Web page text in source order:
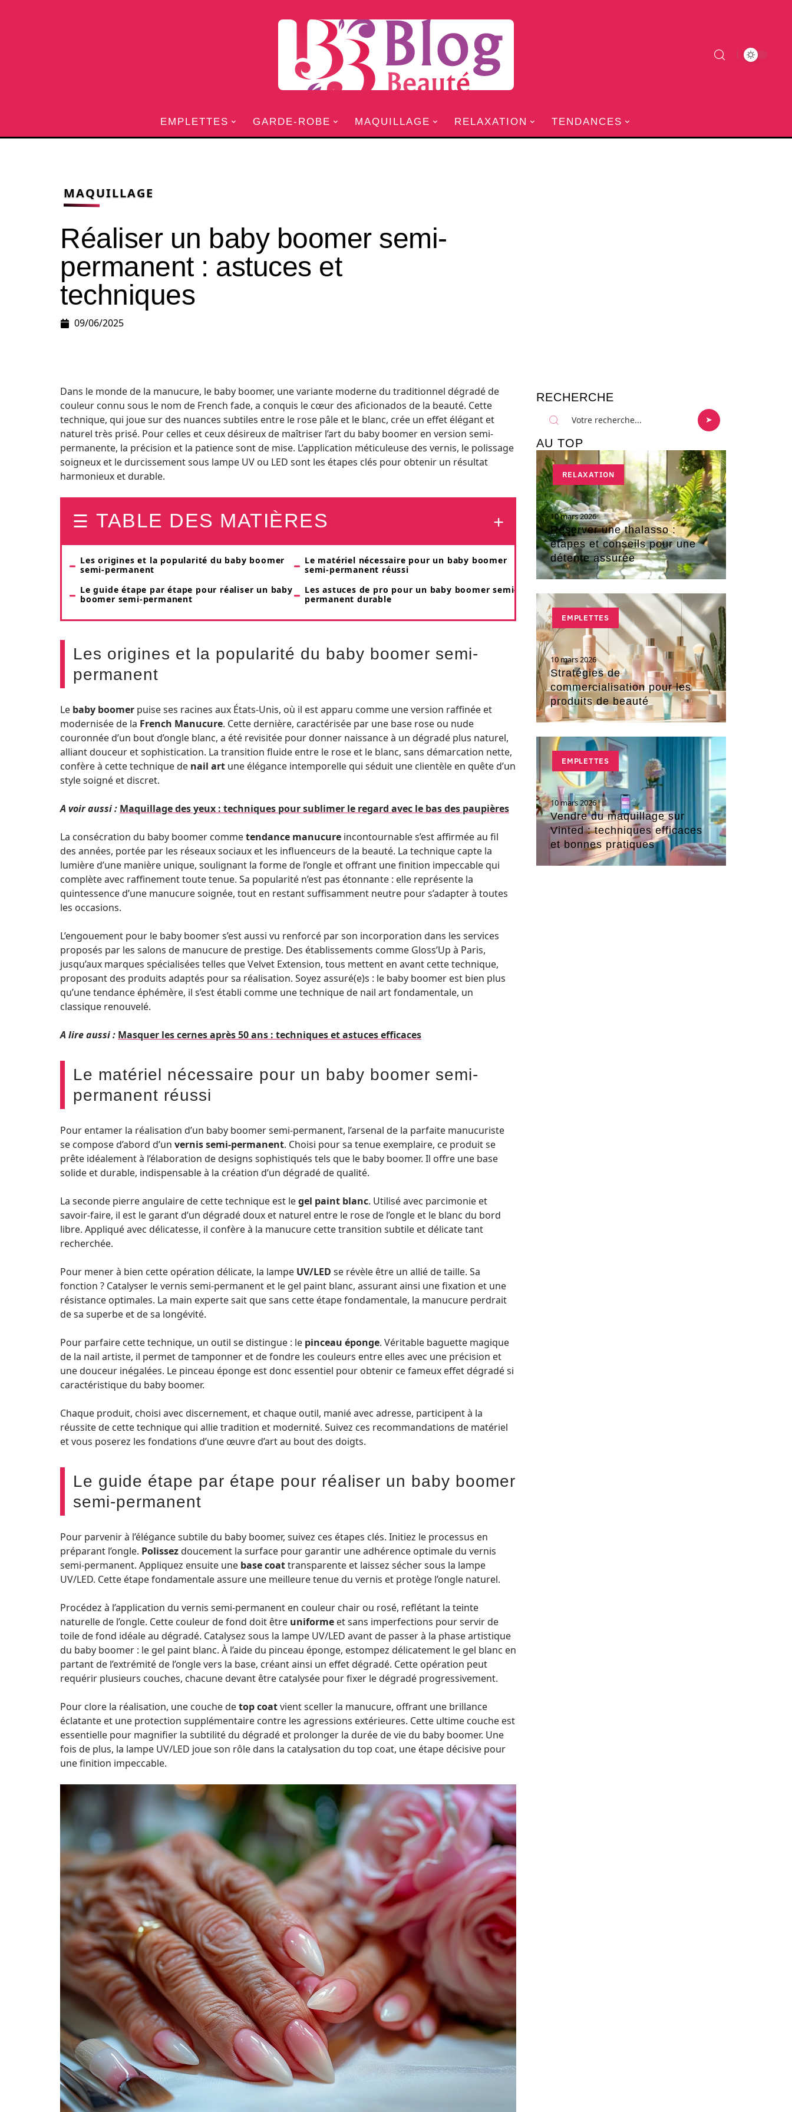
EMPLETTES GARDE-ROBE MAQUILLAGE RELAXATION TENDANCES
MAQUILLAGE
Réaliser un baby boomer semi-
permanent : astuces et
techniques
09/06/2025
Dans le monde de la manucure, le baby boomer, une variante moderne du traditionnel dégradé de
couleur connu sous le nom de French fade, a conquis le cœur des aficionados de la beauté. Cette
technique, qui joue sur des nuances subtiles entre le rose pâle et le blanc, crée un effet élégant et
naturel très prisé. Pour celles et ceux désireux de maîtriser l’art du baby boomer en version semi-
permanente, la précision et la patience sont de mise. L’application méticuleuse des vernis, le polissage
soigneux et le durcissement sous lampe UV ou LED sont les étapes clés pour obtenir un résultat
harmonieux et durable.
TABLE DES MATIÈRES
Les origines et la popularité du baby boomer
semi-permanent
Le matériel nécessaire pour un baby boomer
semi-permanent réussi
Le guide étape par étape pour réaliser un baby
boomer semi-permanent
Les astuces de pro pour un baby boomer semi-
permanent durable
Les origines et la popularité du baby boomer semi-
permanent
Le baby boomer puise ses racines aux États-Unis, où il est apparu comme une version raffinée et
modernisée de la French Manucure. Cette dernière, caractérisée par une base rose ou nude
couronnée d’un bout d’ongle blanc, a été revisitée pour donner naissance à un dégradé plus naturel,
alliant douceur et sophistication. La transition fluide entre le rose et le blanc, sans démarcation nette,
confère à cette technique de nail art une élégance intemporelle qui séduit une clientèle en quête d’un
style soigné et discret.
A voir aussi : Maquillage des yeux : techniques pour sublimer le regard avec le bas des paupières
La consécration du baby boomer commetendance manucure incontournable s’est affirmée au fil
des années, portée par les réseaux sociaux et les influenceurs de la beauté. La technique capte la
lumière d’une manière unique, soulignant la forme de l’ongle et offrant une finition impeccable qui
complète avec raffinement toute tenue. Sa popularité n’est pas étonnante : elle représente la
quintessence d’une manucure soignée, tout en restant suffisamment neutre pour s’adapter à toutes
les occasions.
L’engouement pour le baby boomer s’est aussi vu renforcé par son incorporation dans les services
proposés par les salons de manucure de prestige. Des établissements comme Gloss’Up à Paris,
jusqu’aux marques spécialisées telles que Velvet Extension, tous mettent en avant cette technique,
proposant des produits adaptés pour sa réalisation. Soyez assuré(e)s : le baby boomer est bien plus
qu’une tendance éphémère, il s’est établi comme une technique de nail art fondamentale, un
classique renouvelé.
A lire aussi : Masquer les cernes après 50 ans : techniques et astuces efficaces
Le matériel nécessaire pour un baby boomer semi-
permanent réussi
Pour entamer la réalisation d’un baby boomer semi-permanent, l’arsenal de la parfaite manucuriste
se compose d’abord d’un vernis semi-permanent. Choisi pour sa tenue exemplaire, ce produit se
prête idéalement à l’élaboration de designs sophistiqués tels que le baby boomer. Il offre une base
solide et durable, indispensable à la création d’un dégradé de qualité.
La seconde pierre angulaire de cette technique est legel paint blanc. Utilisé avec parcimonie et
savoir-faire, il est le garant d’un dégradé doux et naturel entre le rose de l’ongle et le blanc du bord
libre. Appliqué avec délicatesse, il confère à la manucure cette transition subtile et délicate tant
recherchée.
Pour mener à bien cette opération délicate, la lampe UV/LED se révèle être un allié de taille. Sa
fonction ? Catalyser le vernis semi-permanent et le gel paint blanc, assurant ainsi une fixation et une
résistance optimales. La main experte sait que sans cette étape fondamentale, la manucure perdrait
de sa superbe et de sa longévité.
Pour parfaire cette technique, un outil se distingue : le pinceau éponge. Véritable baguette magique
de la nail artiste, il permet de tamponner et de fondre les couleurs entre elles avec une précision et
une douceur inégalées. Le pinceau éponge est donc essentiel pour obtenir ce fameux effet dégradé si
caractéristique du baby boomer.
Chaque produit, choisi avec discernement, et chaque outil, manié avec adresse, participent à la
réussite de cette technique qui allie tradition et modernité. Suivez ces recommandations de matériel
et vous poserez les fondations d’une œuvre d’art au bout des doigts.
Le guide étape par étape pour réaliser un baby boomer
semi-permanent
Pour parvenir à l’élégance subtile du baby boomer, suivez ces étapes clés. Initiez le processus en
préparant l’ongle. Polissezdoucement la surface pour garantir une adhérence optimale du vernis
semi-permanent. Appliquez ensuite une base coattransparente et laissez sécher sous la lampe
UV/LED. Cette étape fondamentale assure une meilleure tenue du vernis et protège l’ongle naturel.
Procédez à l’application du vernis semi-permanent en couleur chair ou rosé, reflétant la teinte
naturelle de l’ongle. Cette couleur de fond doit être uniforme et sans imperfections pour servir de
toile de fond idéale au dégradé. Catalysez sous la lampe UV/LED avant de passer à la phase artistique
du baby boomer : le gel paint blanc. À l’aide du pinceau éponge, estompez délicatement le gel blanc en
partant de l’extrémité de l’ongle vers la base, créant ainsi un effet dégradé. Cette opération peut
requérir plusieurs couches, chacune devant être catalysée pour fixer le dégradé progressivement.
Pour clore la réalisation, une couche detop coatvient sceller la manucure, offrant une brillance
éclatante et une protection supplémentaire contre les agressions extérieures. Cette ultime couche est
essentielle pour magnifier la subtilité du dégradé et prolonger la durée de vie du baby boomer. Une
fois de plus, la lampe UV/LED joue son rôle dans la catalysation du top coat, une étape décisive pour
une finition impeccable.
RECHERCHE
AU TOP
RELAXATION
10 mars 2026
Réserver une thalasso :
étapes et conseils pour une
détente assurée
EMPLETTES
10 mars 2026
Stratégies de
commercialisation pour les
produits de beauté
EMPLETTES
10 mars 2026
Vendre du maquillage sur
Vinted : techniques efficaces
et bonnes pratiques